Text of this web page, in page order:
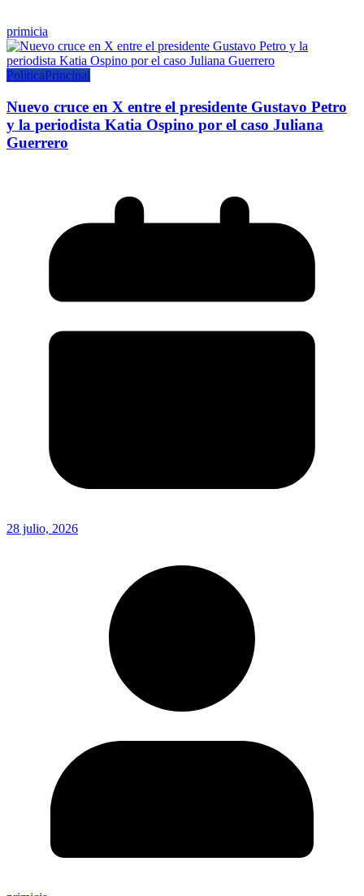
primicia
PolíticaPrincipal
Nuevo cruce en X entre el presidente Gustavo Petro
y la periodista Katia Ospino por el caso Juliana
Guerrero
28 julio, 2026